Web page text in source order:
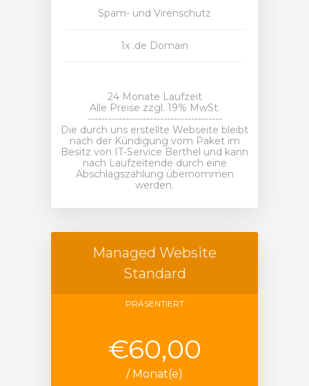
Spam- und Virenschutz
1x .de Domain
24 Monate Laufzeit
Alle Preise zzgl. 19% MwSt.
---------------------------------------
Die durch uns erstellte Webseite bleibt
nach der Kündigung vom Paket im
Besitz von IT-Service Berthel und kann
nach Laufzeitende durch eine
Abschlagszahlung übernommen
werden.
Managed Website
Standard
PRÄSENTIERT
€60,00
/ Monat(e)